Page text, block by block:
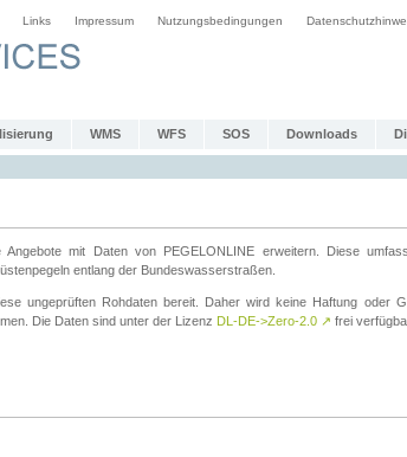
Links Impressum Nutzungsbedingungen
WMS WFS SOS Downloads
mit Daten von PEGELONLINE erweitern. Diese
entlang der Bundeswasserstraßen.
ungeprüften Rohdaten bereit. Daher wird keine Haftung oder
Die Daten sind unter der Lizenz DL-DE->Zero-2.0 ↗ frei